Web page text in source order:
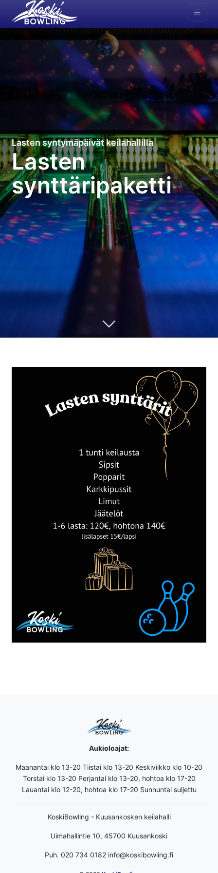
Lasten syntymäpäivät keilahallilla
Lasten
synttäripaketti
Aukioloajat:
Maanantai klo 13-20 Tiistai klo 13-20 Keskiviikko klo 10-20
Torstai klo 13-20 Perjantai klo 13-20, hohtoa klo 17-20
Lauantai klo 12-20, hohtoa klo 17-20 Sunnuntai suljettu
KoskiBowling - Kuusankosken keilahalli
Uimahallintie 10, 45700 Kuusankoski
Puh. 020 734 0182 info@koskibowling.fi